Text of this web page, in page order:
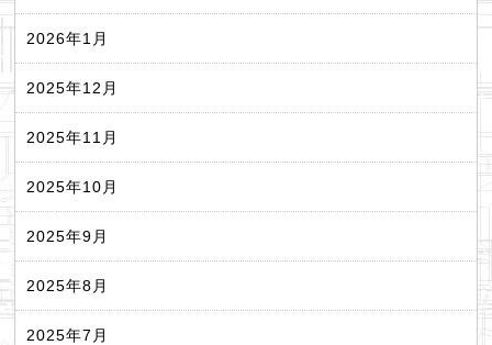
2026年1月
2025年12月
2025年11月
2025年10月
2025年9月
2025年8月
2025年7月